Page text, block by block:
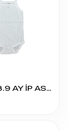
SOFT 7.8.9 AY İP ASKILI RİBANA ÇITÇITLI